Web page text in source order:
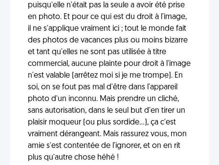
puisqu'elle n'était pas la seule a avoir été prise
en photo. Et pour ce qui est du droit à l'image,
il ne s'applique vraiment ici ; tout le monde fait
des photos de vacances plus ou moins bizarre
et tant qu'elles ne sont pas utilisée à titre
commercial, aucune plainte pour droit à l'image
n'est valable (arrêtez moi si je me trompe). En
soi, on se fout pas mal d'être dans l'appareil
photo d'un inconnu. Mais prendre un cliché,
sans autorisation, dans le seul but d'en tirer un
plaisir moqueur (ou plus sordide...), ça c'est
vraiment dérangeant. Mais rassurez vous, mon
amie s'est contentée de l'ignorer, et on en rit
plus qu'autre chose héhé !